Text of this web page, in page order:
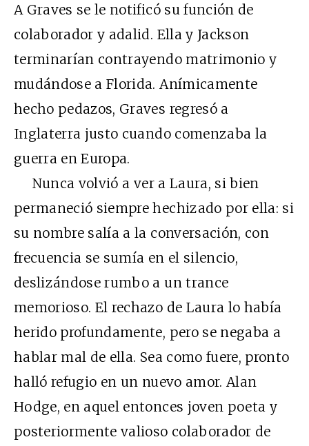
A Graves se le notificó su función de
colaborador y adalid. Ella y Jackson
terminarían contrayendo matrimonio y
mudándose a Florida. Anímicamente
hecho pedazos, Graves regresó a
Inglaterra justo cuando comenzaba la
guerra en Europa.
Nunca volvió a ver a Laura, si bien
permaneció siempre hechizado por ella: si
su nombre salía a la conversación, con
frecuencia se sumía en el silencio,
deslizándose rumbo a un trance
memorioso. El rechazo de Laura lo había
herido profundamente, pero se negaba a
hablar mal de ella. Sea como fuere, pronto
halló refugio en un nuevo amor. Alan
Hodge, en aquel entonces joven poeta y
posteriormente valioso colaborador de